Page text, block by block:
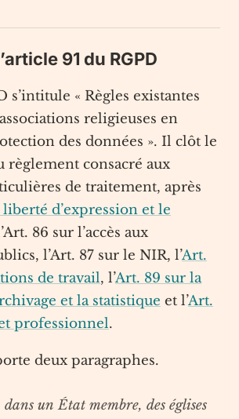
91 du RGPD
s’intitule « Règles existantes
religieuses en
des données ». Il clôt le
règlement consacré aux
de traitement, après
d’expression et le
86 sur l’accès aux
l’Art. 87 sur le NIR, l’Art.
de travail, l’Art. 89 sur la
et la statistique et l’Art.
professionnel.
deux paragraphes.
dans un État membre, des églises